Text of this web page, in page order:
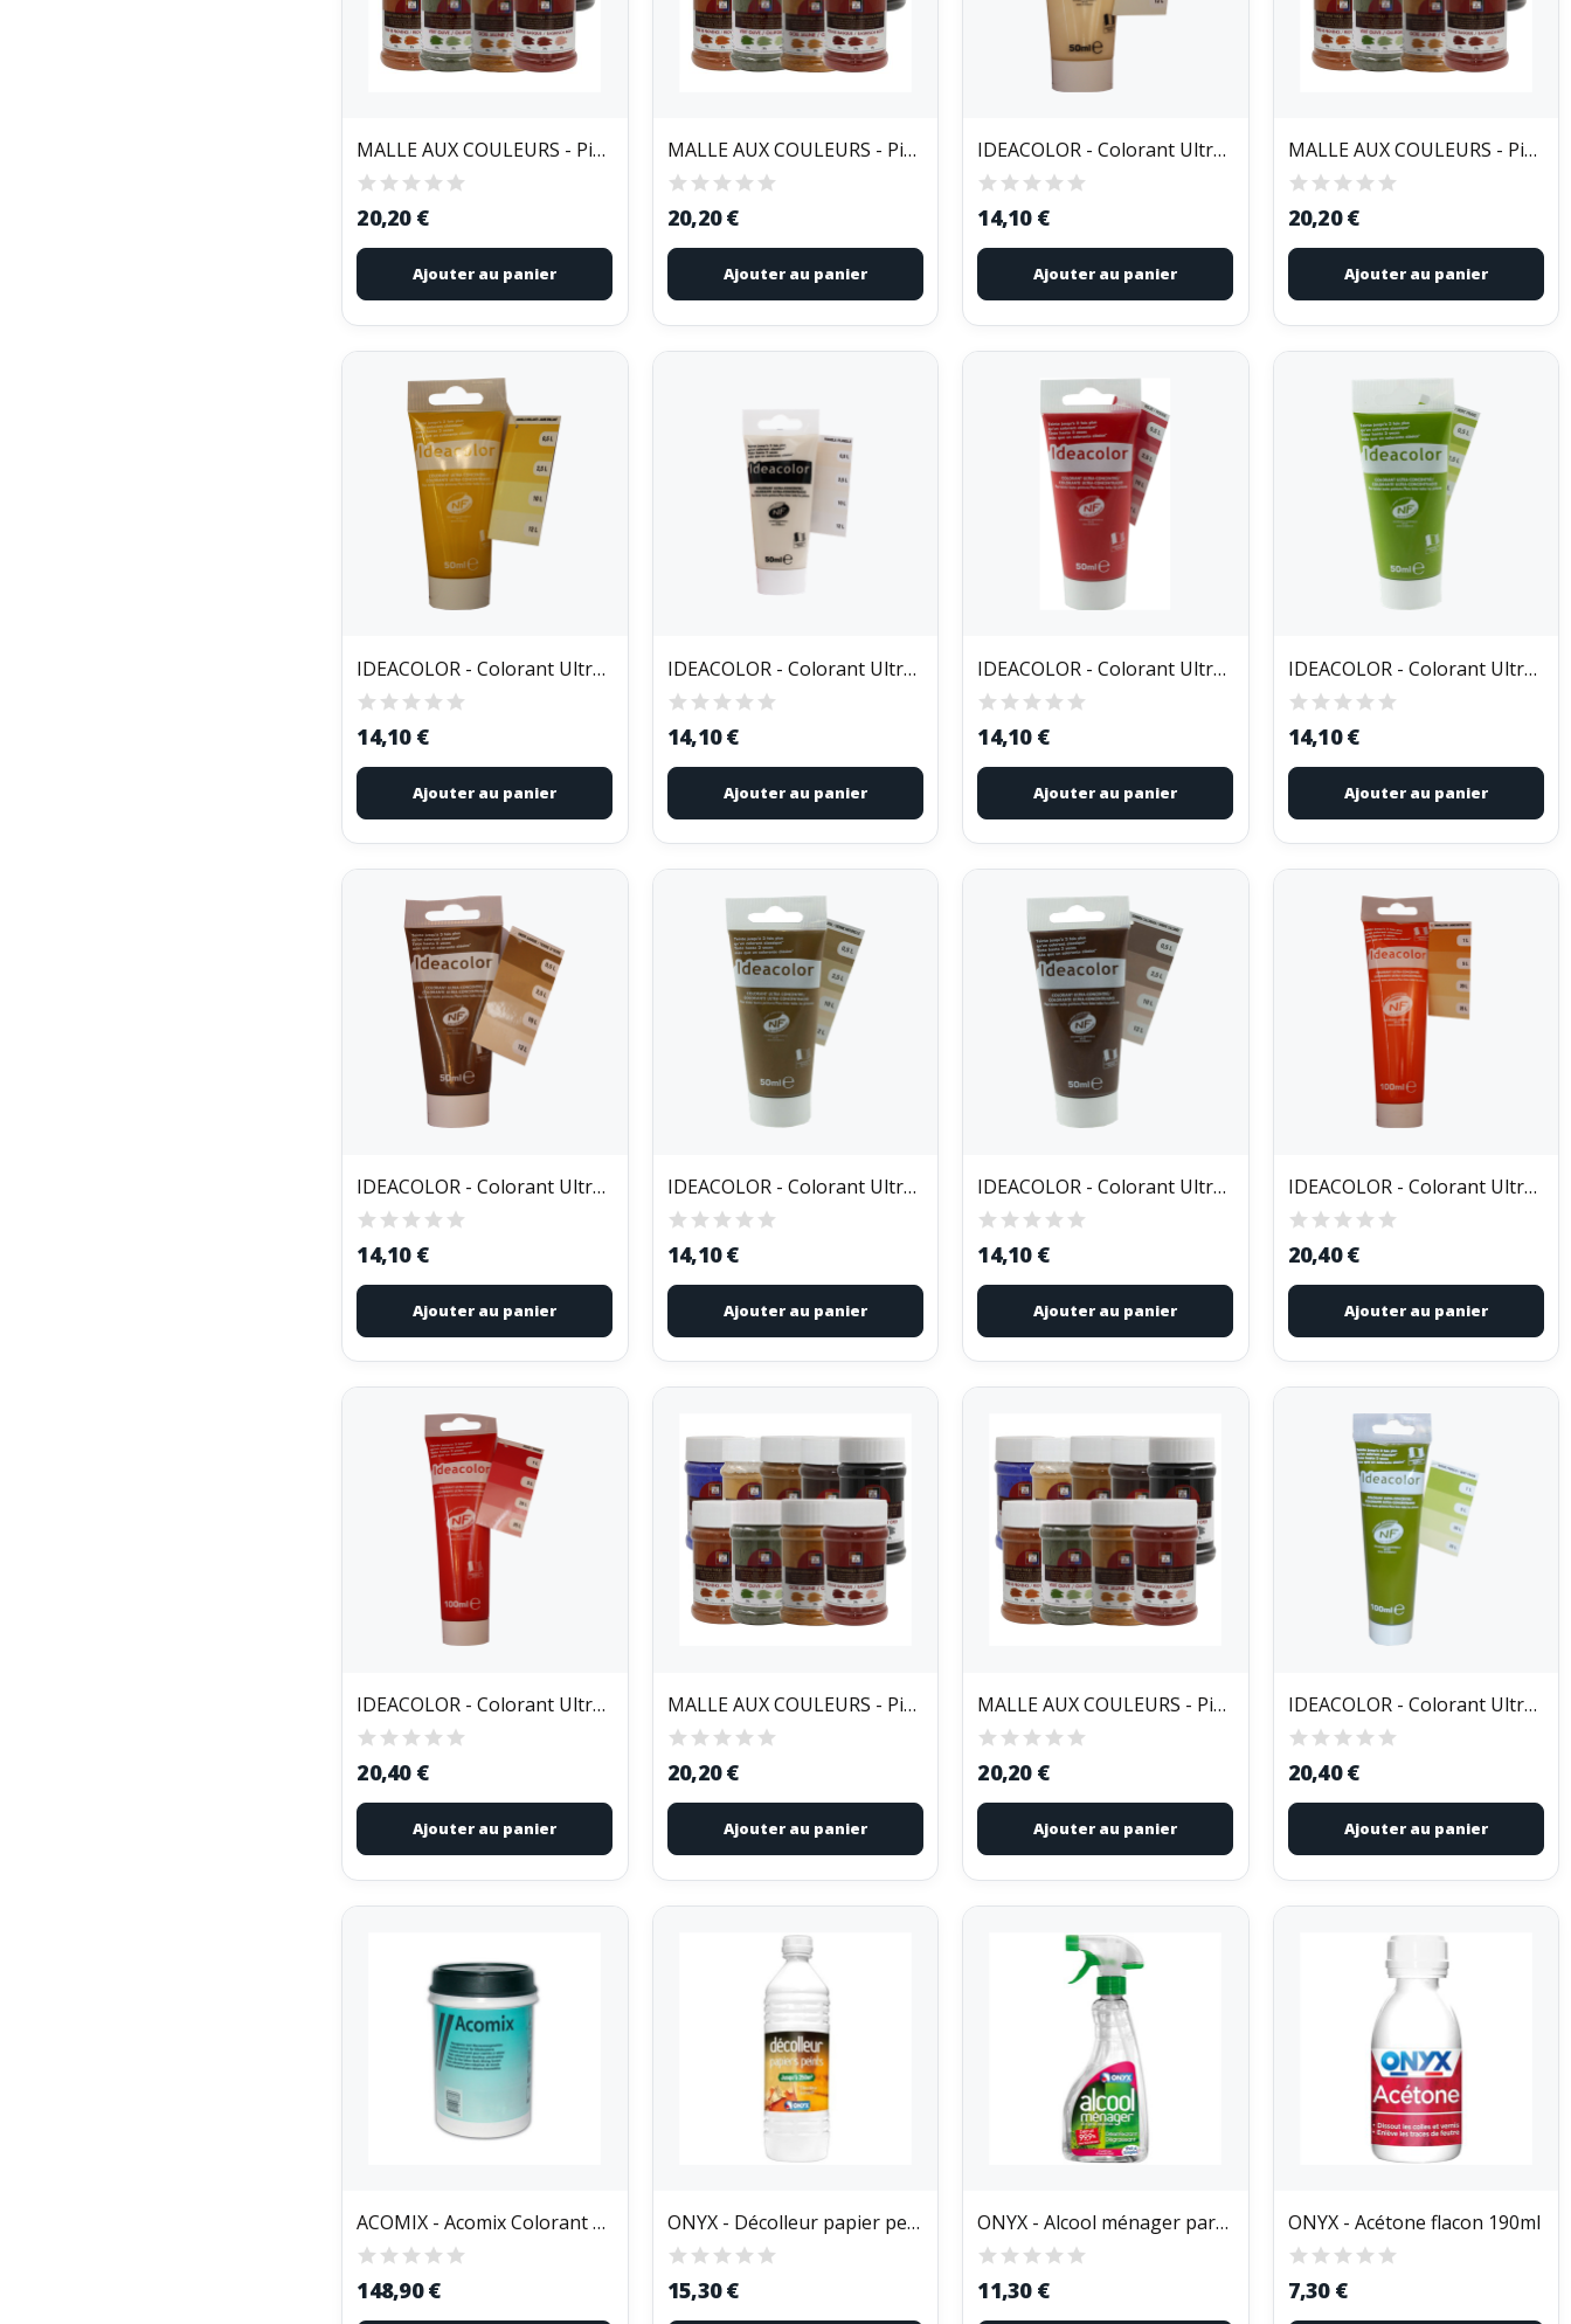
MALLE AUX COULEURS - Pigments Colorants Poudre...
20,20 €
Ajouter au panier
MALLE AUX COULEURS - Pigments Colorants Poudre...
20,20 €
Ajouter au panier
IDEACOLOR - Colorant Ultra Concentré Tube de 50ml
14,10 €
Ajouter au panier
MALLE AUX COULEURS - Pigments Colorants Poudre...
20,20 €
Ajouter au panier
IDEACOLOR - Colorant Ultra Concentré Tube de 50ml
14,10 €
Ajouter au panier
IDEACOLOR - Colorant Ultra Concentré Tube de 50ml
14,10 €
Ajouter au panier
IDEACOLOR - Colorant Ultra Concentré Tube de 50ml
14,10 €
Ajouter au panier
IDEACOLOR - Colorant Ultra Concentré Tube de 50ml
14,10 €
Ajouter au panier
IDEACOLOR - Colorant Ultra Concentré Tube de 50ml
14,10 €
Ajouter au panier
IDEACOLOR - Colorant Ultra Concentré Tube de 50ml
14,10 €
Ajouter au panier
IDEACOLOR - Colorant Ultra Concentré Tube de 50ml
14,10 €
Ajouter au panier
IDEACOLOR - Colorant Ultra Concentré Tube de 100ml
20,40 €
Ajouter au panier
IDEACOLOR - Colorant Ultra Concentré Tube de 100ml
20,40 €
Ajouter au panier
MALLE AUX COULEURS - Pigments Colorants Poudre...
20,20 €
Ajouter au panier
MALLE AUX COULEURS - Pigments Colorants Poudre...
20,20 €
Ajouter au panier
IDEACOLOR - Colorant Ultra Concentré Tube de 100ml
20,40 €
Ajouter au panier
ACOMIX - Acomix Colorant Couleur & Décoration...
148,90 €
ONYX - Décolleur papier peint 1l Onyx
15,30 €
ONYX - Alcool ménager parfumé 500ml framboise
11,30 €
ONYX - Acétone flacon 190ml
7,30 €